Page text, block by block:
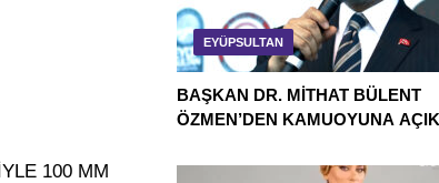
100 MM
EYÜPSULTAN
BAŞKAN DR. MİTHAT BÜLENT
ÖZMEN’DEN KAMUOYUNA